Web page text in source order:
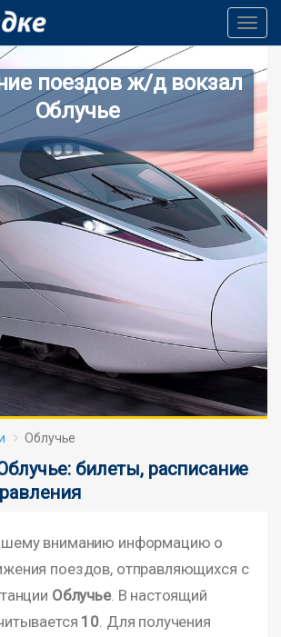
поездов ж/д вокзал
Облучье
Облучье
билеты, расписание
вниманию информацию о
поездов, отправляющихся с
Облучье. В настоящий
10 . Для получения